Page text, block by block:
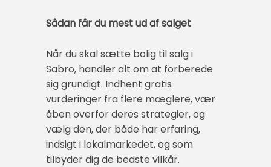
Sådan får du mest ud af salget
Når du skal sætte bolig til salg i
Sabro, handler alt om at forberede
sig grundigt. Indhent gratis
vurderinger fra flere mæglere, vær
åben overfor deres strategier, og
vælg den, der både har erfaring,
indsigt i lokalmarkedet, og som
tilbyder dig de bedste vilkår.